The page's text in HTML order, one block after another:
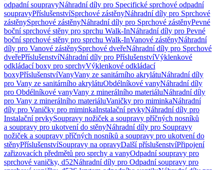
odpadní soupravyNáhradní díly pro Specifické sprchové odpadní
soupravyPříslušenstvíSprchové zástěnyNáhradní díly pro Sprchové
zástěnySprchové zástěnyNáhradní díly pro Sprchové zástěnyPevné
boční sprchové stěny pro sprchu Walk-InNáhradní díly pro Pevné
boční sprchové stěny pro sprchu Walk-InVanové zástěnyNáhradní
díly pro Vanové zástěnySprchové dveřeNáhradní díly pro Sprchové
dveřePříslušenstvíNáhradní díly pro PříslušenstvíVýklenkové
odkládací boxy pro sprchyVýklenkové odkládací
boxyPříslušenstvíVanyVany ze sanitárního akrylátuNáhradní díly
pro Vany ze sanitárního akrylátuObdélníkové vanyNáhradní díly
pro Obdélníkové vanyVany z minerálního materiáluNáhradní díly
pro Vany z minerálního materiáluVaničky pro miminkaNáhradní
díly pro Vaničky pro miminkaInstalační prvkyNáhradní díly pro
Instalační prvkySoupravy nožiček a soupravy příčných nosníků
a soupravy pro ukotvení do stěnyNáhradní díly pro Soupravy
nožiček a soupravy příčných nosníků a soupravy pro ukotvení do
stěnyPříslušenstvíSoupravy na opravyDalší příslušenstvíPřipojení
zařizovacích předmětů pro sprchy a vanyOdpadní soupravy pro
sprchové vaničky, d52Náhradní díly pro Odpadní soupravy pro